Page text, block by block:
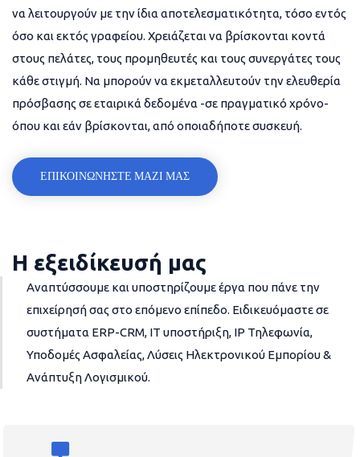
να λειτουργούν με την ίδια αποτελεσματικότητα, τόσο εντός
όσο και εκτός γραφείου. Χρειάζεται να βρίσκονται κοντά
στους πελάτες, τους προμηθευτές και τους συνεργάτες τους
κάθε στιγμή. Να μπορούν να εκμεταλλευτούν την ελευθερία
πρόσβασης σε εταιρικά δεδομένα -σε πραγματικό χρόνο-
όπου και εάν βρίσκονται, από οποιαδήποτε συσκευή.
ΕΠΙΚΟΙΝΩΝΗΣΤΕ ΜΑΖΙ ΜΑΣ
Η εξειδίκευσή μας
Αναπτύσσουμε και υποστηρίζουμε έργα που πάνε την
επιχείρησή σας στο επόμενο επίπεδο. Ειδικευόμαστε σε
συστήματα ERP-CRM, IT υποστήριξη, IP Τηλεφωνία,
Υποδομές Ασφαλείας, Λύσεις Ηλεκτρονικού Εμπορίου &
Ανάπτυξη Λογισμικού.